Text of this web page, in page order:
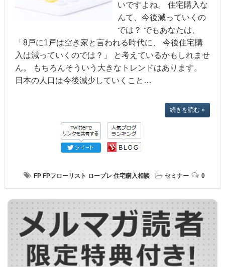
いですよね。 住宅購入な
んて、今後減っていくの
では？ でもあなたは、
「8戸に1戸は空き家と言われる時代に、 今後住宅購
入は減っていくのでは？」 と考えているかもしれませ
ん。 もちろんそういう大きなトレンドはあります。
日本の人口は今後減少していくこと…
続きを読む »
FP FPフローリスト ロープレ 住宅購入相談 セミナー 0